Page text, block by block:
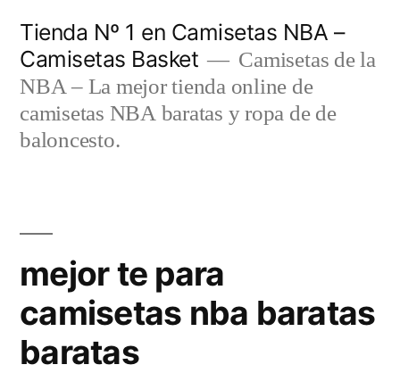
contenido
Tienda Nº 1 en Camisetas NBA –
Camisetas Basket
Camisetas de la
NBA – La mejor tienda online de
camisetas NBA baratas y ropa de de
baloncesto.
mejor te para
camisetas nba baratas
baratas